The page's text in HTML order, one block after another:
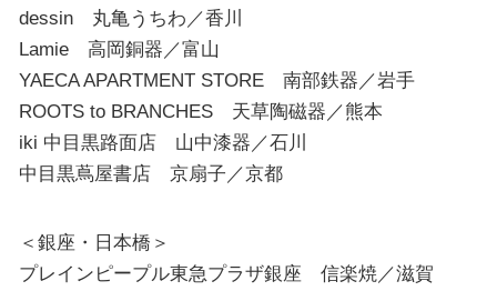
dessin 丸亀うちわ／香川
Lamie 高岡銅器／富山
YAECA APARTMENT STORE 南部鉄器／岩手
ROOTS to BRANCHES 天草陶磁器／熊本
iki 中目黒路面店 山中漆器／石川
中目黒蔦屋書店 京扇子／京都
＜銀座・日本橋＞
プレインピープル東急プラザ銀座 信楽焼／滋賀